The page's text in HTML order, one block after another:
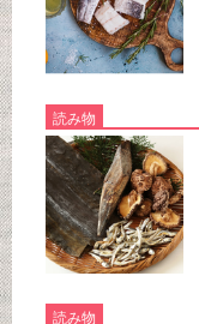
読み物
読み物